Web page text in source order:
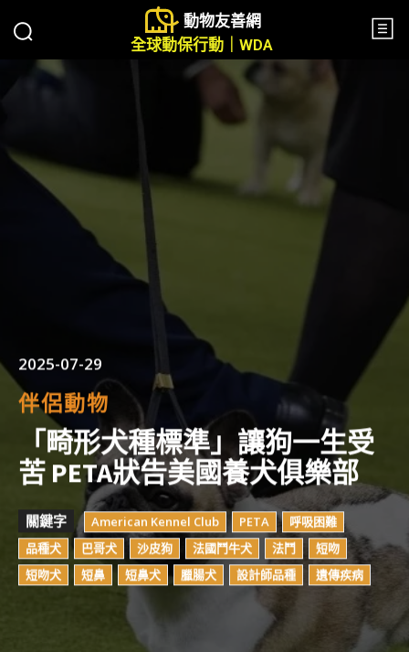
動物友善網
全球動保行動｜WDA
2025-07-29
伴侶動物
「畸形犬種標準」讓狗一生受
苦 PETA狀告美國養犬俱樂部
關鍵字 American Kennel Club PETA
呼吸困難
品種犬
巴哥犬 沙皮狗 法國鬥牛犬 法鬥
短吻
短吻犬
短鼻 短鼻犬 臘腸犬 設計師品種 遺傳疾病